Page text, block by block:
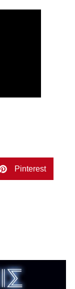
Pinterest